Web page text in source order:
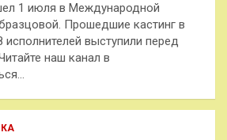
1 июля в Международной
Прошедшие кастинг в
выступили перед
наш канал в